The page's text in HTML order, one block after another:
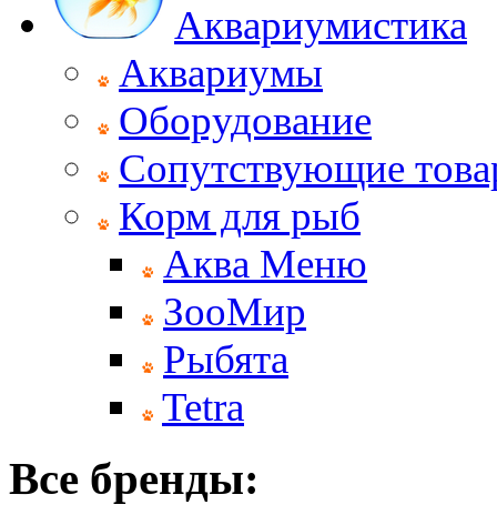
Аквариумистика
Аквариумы
Оборудование
Сопутствующие
Корм для рыб
Аква Меню
ЗооМир
Рыбята
Tetra
Все бренды: